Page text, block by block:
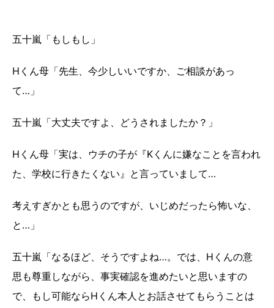
五十嵐「もしもし」
Hくん母「先生、今少しいいですか、ご相談があっ
て…」
五十嵐「大丈夫ですよ、どうされましたか？」
Hくん母「実は、ウチの子が『Kくんに嫌なことを言われ
た、学校に行きたくない』と言っていまして…
考えすぎかとも思うのですが、いじめだったら怖いな、
と…」
五十嵐「なるほど、そうですよね…。では、Hくんの意
思も尊重しながら、事実確認を進めたいと思いますの
で、もし可能ならHくん本人とお話させてもらうことは